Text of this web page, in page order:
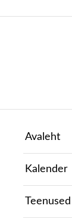
Avaleht
Kalender
Teenused